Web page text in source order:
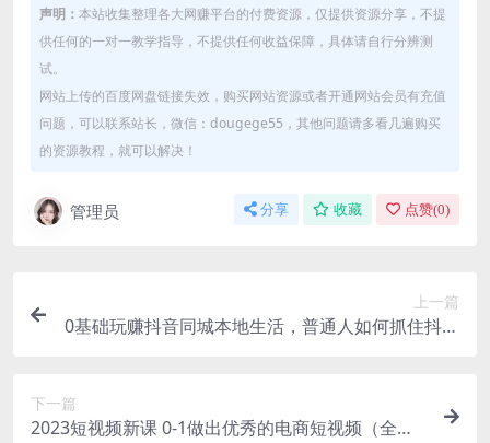
声明： 本站收集整理各大网赚平台的付费资源，仅提供资源分享，不提
供任何的一对一教学指导，不提供任何收益保障，具体请自行分辨测
试。
网站上传的百度网盘链接失效，购买网站资源或者开通网站会员有充值
问题，可以联系站长，微信：dougege55，其他问题请多看几遍购买
的资源教程，就可以解决！
管理员 分享 收藏 点赞(0)
上一篇
0基础玩赚抖音同城本地生活，普通人如何抓住抖音
下一篇
2023短视频新课 0-1做出优秀的电商短视频（全套